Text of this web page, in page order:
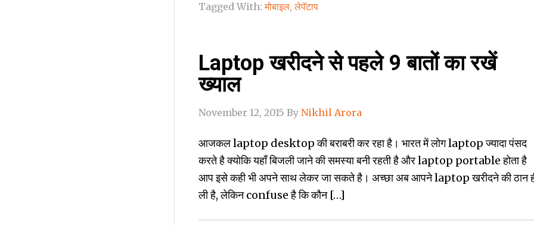
Tagged With:मोबाइल,लेपॅटाप
Laptop खरीदने से पहले 9 बातों का रखें
ख्‍याल
November 12, 2015 By Nikhil Arora
आजकल laptop desktop की बराबरी कर रहा है। भारत में लोग laptop ज्‍यादा पंसद
करते है क्‍योकि यहॉं बिजली जाने की समस्‍या बनी रहती है और laptop portable होता है
आप इसे कही भी अपने साथ लेकर जा सकते है। अच्‍छा अब आपने laptop खरीदने की ठान
ली है, लेकिन confuse है कि कौन […]